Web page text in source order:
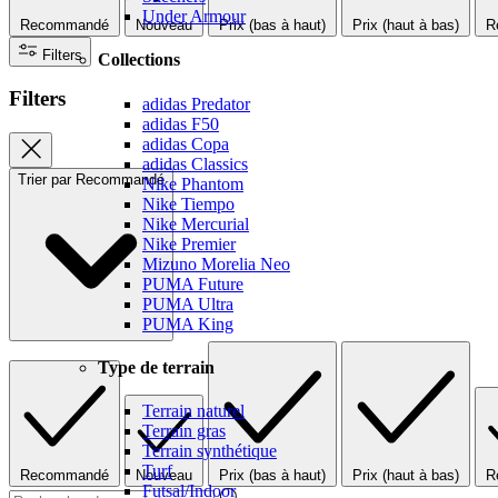
Under Armour
Collections
adidas Predator
adidas F50
adidas Copa
adidas Classics
Nike Phantom
Nike Tiempo
Nike Mercurial
Nike Premier
Mizuno Morelia Neo
PUMA Future
PUMA Ultra
PUMA King
Type de terrain
Terrain naturel
Terrain gras
Terrain synthétique
Turf
Futsal/Indoor
Recommandé Nouveau Prix (bas à haut) Prix (haut à bas)
Filters
Filters
Trier par Recommandé
Recommandé Nouveau Prix (bas à haut) Prix (haut à bas)